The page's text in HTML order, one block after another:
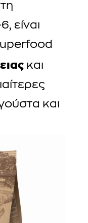
είναι
και
και